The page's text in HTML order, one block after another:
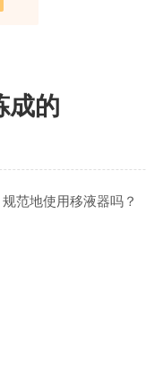
成的
范地使用移液器吗？